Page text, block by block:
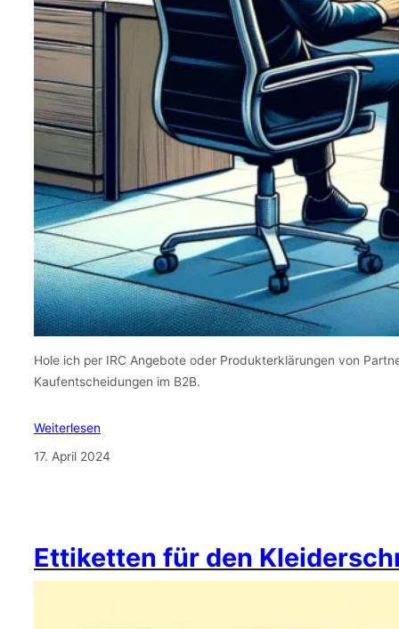
Hole ich per IRC Angebote oder Produkterklärungen von
Kaufentscheidungen im B2B.
Weiterlesen
17. April 2024
Ettiketten für den